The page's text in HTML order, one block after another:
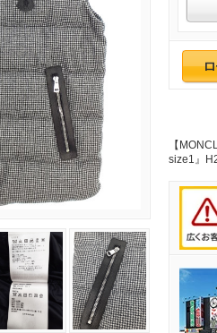
【
size1』